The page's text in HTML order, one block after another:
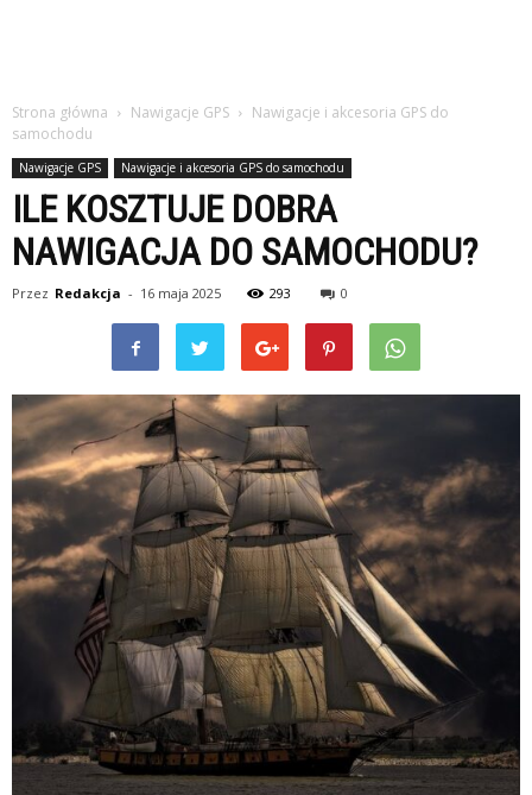
Strona główna Nawigacje GPS
Nawigacje i akcesoria GPS do
samochodu
Nawigacje GPS Nawigacje i akcesoria GPS do samochodu
ILE KOSZTUJE DOBRA
NAWIGACJA DO SAMOCHODU?
Przez Redakcja - 16 maja 2025 293 0